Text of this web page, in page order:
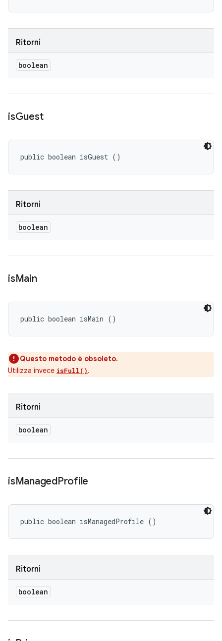
Ritorni
boolean
isGuest
public boolean isGuest ()
Ritorni
boolean
isMain
public boolean isMain ()
Questo metodo è obsoleto.
Utilizza invece isFull().
Ritorni
boolean
isManagedProfile
public boolean isManagedProfile ()
Ritorni
boolean